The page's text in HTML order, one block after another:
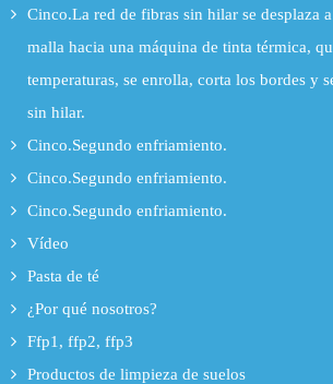
Cinco.La red de fibras sin hilar se desplaza
malla hacia una máquina de tinta térmica,
temperaturas, se enrolla, corta los bordes y
sin hilar.
Cinco.Segundo enfriamiento.
Cinco.Segundo enfriamiento.
Cinco.Segundo enfriamiento.
Vídeo
Pasta de té
¿Por qué nosotros?
Ffp1, ffp2, ffp3
Productos de limpieza de suelos